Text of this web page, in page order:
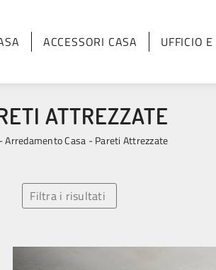
ACCESSORI CASA UFFICIO
ATTREZZATE
-Arredamento Casa -Pareti Attrezzate
Filtra i risultati